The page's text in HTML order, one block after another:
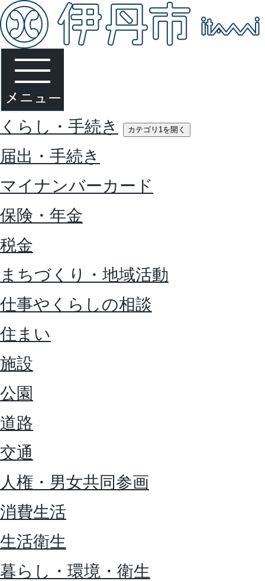
くらし・手続き カテゴリ1を開く
届出・手続き
マイナンバーカード
保険・年金
税金
まちづくり・地域活動
仕事やくらしの相談
住まい
施設
公園
道路
交通
人権・男女共同参画
消費生活
生活衛生
暮らし・環境・衛生